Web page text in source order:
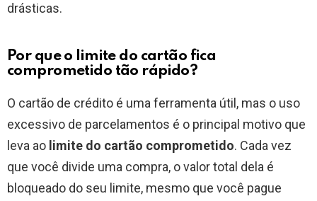
drásticas.
Por que o limite do cartão fica
comprometido tão rápido?
O cartão de crédito é uma ferramenta útil, mas o uso
excessivo de parcelamentos é o principal motivo que
leva ao limite do cartão comprometido. Cada vez
que você divide uma compra, o valor total dela é
bloqueado do seu limite, mesmo que você pague